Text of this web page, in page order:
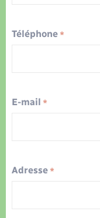
AAAA
Téléphone *
E-mail *
Adresse *